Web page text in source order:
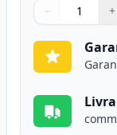
Quantité
Utilisez les
− +
Quantité